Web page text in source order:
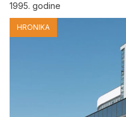
1995. godine
HRONIKA